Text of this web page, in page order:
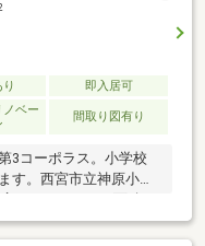
即入居可
ノベー
間取り図有り
3コーポラス。小学校
す。西宮市立神原小学
さのバルコニー面積と
に暮らせるお住まい